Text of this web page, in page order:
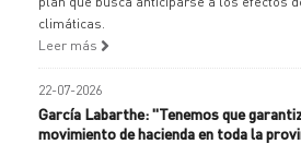
climáticas.
Leer más
22-07-2026
García Labarthe: "Tenemos que
movimiento de hacienda en toda la